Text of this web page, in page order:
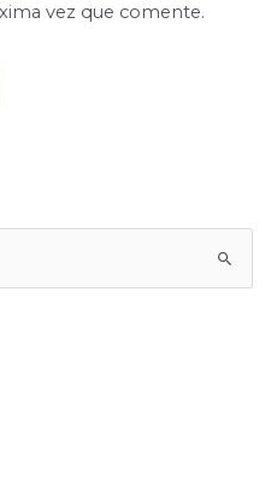
vez que comente.